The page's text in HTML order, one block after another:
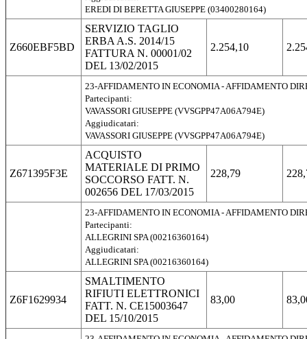
EREDI DI BERETTA GIUSEPPE (03400280164)
Z660EBF5BD
SERVIZIO TAGLIO
ERBA A.S. 2014/15
FATTURA N. 00001/02
DEL 13/02/2015
2.254,10
23-AFFIDAMENTO IN ECONOMIA - AFFIDAMENTO
Partecipanti:
VAVASSORI GIUSEPPE (VVSGPP47A06A794E)
Aggiudicatari:
VAVASSORI GIUSEPPE (VVSGPP47A06A794E)
Z671395F3E
ACQUISTO
MATERIALE DI PRIMO
SOCCORSO FATT. N.
002656 DEL 17/03/2015
228,79
23-AFFIDAMENTO IN ECONOMIA - AFFIDAMENTO
Partecipanti:
ALLEGRINI SPA (00216360164)
Aggiudicatari:
ALLEGRINI SPA (00216360164)
Z6F1629934
SMALTIMENTO
RIFIUTI ELETTRONICI
FATT. N. CE15003647
DEL 15/10/2015
83,00